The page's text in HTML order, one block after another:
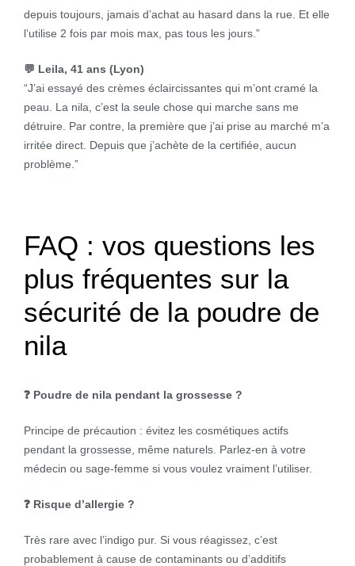
depuis toujours, jamais d’achat au hasard dans la rue. Et elle
l’utilise 2 fois par mois max, pas tous les jours.”
💬 Leila, 41 ans (Lyon)
“J’ai essayé des crèmes éclaircissantes qui m’ont cramé la
peau. La nila, c’est la seule chose qui marche sans me
détruire. Par contre, la première que j’ai prise au marché m’a
irritée direct. Depuis que j’achète de la certifiée, aucun
problème.”
FAQ : vos questions les
plus fréquentes sur la
sécurité de la poudre de
nila
❓ Poudre de nila pendant la grossesse ?
Principe de précaution : évitez les cosmétiques actifs
pendant la grossesse, même naturels. Parlez-en à votre
médecin ou sage-femme si vous voulez vraiment l’utiliser.
❓ Risque d’allergie ?
Très rare avec l’indigo pur. Si vous réagissez, c’est
probablement à cause de contaminants ou d’additifs